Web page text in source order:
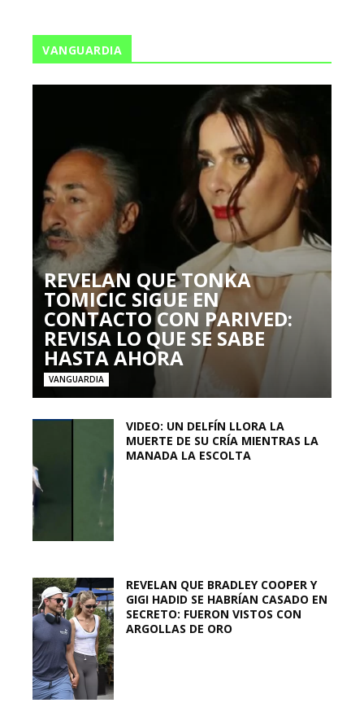
VANGUARDIA
REVELAN QUE TONKA
TOMICIC SIGUE EN
CONTACTO CON PARIVED:
REVISA LO QUE SE SABE
HASTA AHORA
VANGUARDIA
VIDEO: UN DELFÍN LLORA LA
MUERTE DE SU CRÍA MIENTRAS LA
MANADA LA ESCOLTA
REVELAN QUE BRADLEY COOPER Y
GIGI HADID SE HABRÍAN CASADO EN
SECRETO: FUERON VISTOS CON
ARGOLLAS DE ORO